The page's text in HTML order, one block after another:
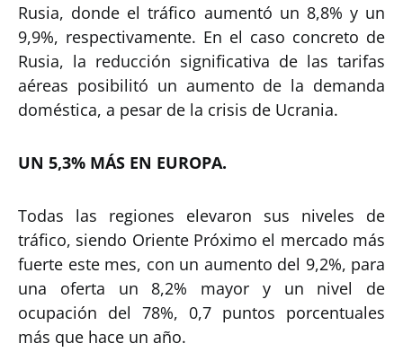
Rusia, donde el tráfico aumentó un 8,8% y un
9,9%, respectivamente. En el caso concreto de
Rusia, la reducción significativa de las tarifas
aéreas posibilitó un aumento de la demanda
doméstica, a pesar de la crisis de Ucrania.
UN 5,3% MÁS EN EUROPA.
Todas las regiones elevaron sus niveles de
tráfico, siendo Oriente Próximo el mercado más
fuerte este mes, con un aumento del 9,2%, para
una oferta un 8,2% mayor y un nivel de
ocupación del 78%, 0,7 puntos porcentuales
más que hace un año.